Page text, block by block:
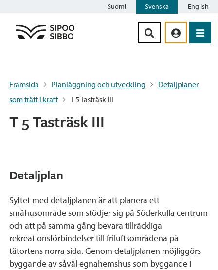
Suomi Svenska English
Framsida Planläggning och utveckling
Detaljplaner
som trätt i kraft
T 5 Tasträsk III
T 5 Tasträsk III
Detaljplan
Syftet med detaljplanen är att planera ett
småhusområde som stödjer sig på Söderkulla centrum
och att på samma gång bevara tillräckliga
rekreationsförbindelser till friluftsområdena på
tätortens norra sida. Genom detaljplanen möjliggörs
byggande av såväl egnahemshus som byggande i